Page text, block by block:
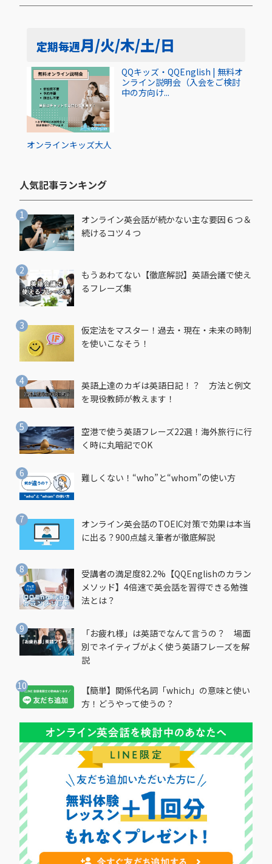
定期毎週月/火/木/土/日
オンラインキッズ大人
QQキッズ・QQEnglish | 無料オ
ンライン説明会（入会をご検討
中の方向け...
人気記事ランキング​
オンライン英会話が続かない主な要因６つ＆
続けるコツ４つ
もうあわてない【徹底解説】英語会議で使え
るフレーズ集
仮定法をマスター！過去・現在・未来の時制
を使いこなそう！
英語上達のカギは英語日記！？ 方法と例文
を現役教師が教えます！
空港で使う英語フレーズ22選！海外旅行に行
く時に丸暗記でOK
難しくない！“who”と“whom”の使い方
オンライン英会話のTOEIC対策で効果は本当
に出る？900点越え筆者が徹底解説
受講者の満足度82.2%【QQEnglishのカラン
メソッド】4倍速で英会話を習得できる勉強
法とは？
「お疲れ様」は英語でなんて言うの？ 場面
別でネイティブがよく使う英語フレーズを解
説
【簡単】関係代名詞「which」の意味と使い
方！どうやって使うの？